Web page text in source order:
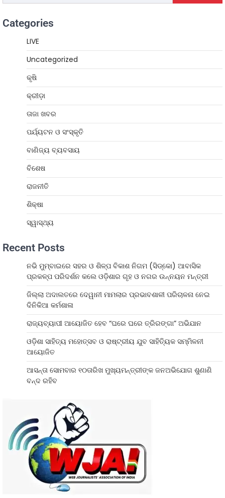
Categories
LIVE
Uncategorized
କୃଷି
କ୍ରୀଡ଼ା
ତାଜା ଖବର
ପର୍ଯ୍ୟଟନ ଓ ସଂସ୍କୃତି
ବାଣିଜ୍ୟ ବ୍ୟବସାୟ
ବିଶେଷ
ରାଜନୀତି
ଶିକ୍ଷା
ସ୍ୱାସ୍ଥ୍ୟ
Recent Posts
ନଭି ମୁମ୍ବାଇରେ ସହର ଓ ଶିଳ୍ପ ବିକାଶ ନିଗମ (ସିଡ୍‌କୋ) ଆବାସିକ
ପ୍ରକଳ୍ପ ପରିଦର୍ଶନ କଲେ ଓଡ଼ିଶାର ଗୃହ ଓ ନଗର ଉନ୍ନୟନ ମନ୍ତ୍ରୀ
ଜିଲ୍ଲା ଅଦାଲତରେ ଦେୱାନୀ ମାମଲାର ପ୍ରଭାବଶାଳୀ ପରିଚାଳନା ନେଇ
ଦିନିକିଆ କର୍ମଶାଳା
ରାଜ୍ୟବ୍ୟାପୀ ଆୟୋଜିତ ହେବ “ଘରେ ଘରେ ତ୍ରିରଙ୍ଗା” ଅଭିଯାନ
ଓଡ଼ିଶା ସାହିତ୍ୟ ମହୋତ୍ସବ ଓ ରାଷ୍ଟ୍ରୀୟ ଯୁବ ସାହିତ୍ୟିକ ସମ୍ମିଳନୀ
ଆୟୋଜିତ
ଆସନ୍ତା ସୋମବାର ୧୦ତାରିଖ ମୁଖ୍ୟମନ୍ତ୍ରୀଙ୍କ ଜନଅଭିଯୋଗ ଶୁଣାଣି
ବନ୍ଦ ରହିବ